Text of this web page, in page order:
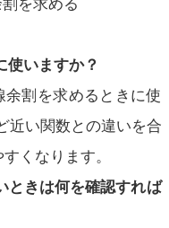
を求める
使いますか？
余割を求めるときに使
近い関数との違いを合
くなります。
ときは何を確認すれば